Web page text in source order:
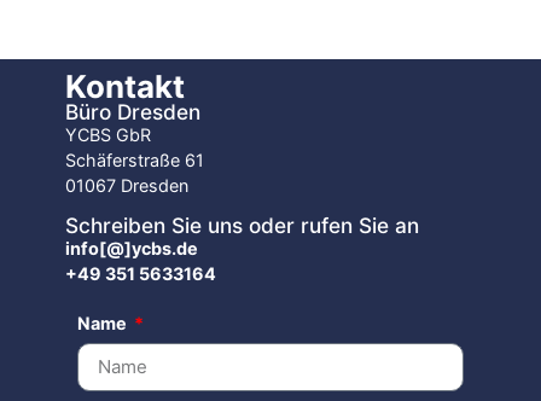
Kontakt
Büro Dresden
YCBS GbR
Schäferstraße 61
01067 Dresden
Schreiben Sie uns oder rufen Sie an
info[@]ycbs.de
+49 351 5633164
Name